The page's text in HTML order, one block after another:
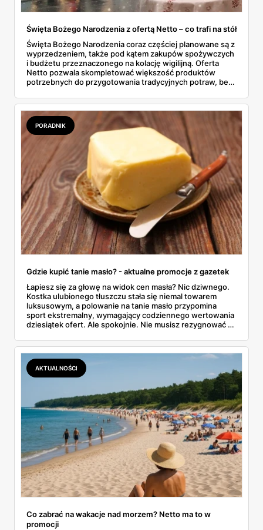
Święta Bożego Narodzenia z ofertą Netto – co trafi na stół
Święta Bożego Narodzenia coraz częściej planowane są z
wyprzedzeniem, także pod kątem zakupów spożywczych
i budżetu przeznaczonego na kolację wigilijną. Oferta
Netto pozwala skompletować większość produktów
potrzebnych do przygotowania tradycyjnych potraw, bez
sezonowych pojawiają się zarówno klasyczne składniki,
jak i gotowe półprodukty, które realnie skracają czas
spędzony w kuchni. To rozwiązanie wygodne, ale też
przewidywalne pod względem jakości i ceny.
PORADNIK
Gdzie kupić tanie masło? - aktualne promocje z gazetek
Łapiesz się za głowę na widok cen masła? Nic dziwnego.
Kostka ulubionego tłuszczu stała się niemal towarem
luksusowym, a polowanie na tanie masło przypomina
sport ekstremalny, wymagający codziennego wertowania
dziesiątek ofert. Ale spokojnie. Nie musisz rezygnować z
największych sklepów, od Biedronki po Lidla, i
podpowiemy, jak skutecznie tropić okazje w gazetkach
promocyjnych. Koniec z przepłacaniem.
AKTUALNOŚCI
Co zabrać na wakacje nad morzem? Netto ma to w
promocji